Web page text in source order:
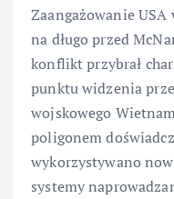
Zaangażowanie
na długo przed
konflikt przybrał
punktu widzenia
wojskowego
poligonem
wykorzystywano
systemy